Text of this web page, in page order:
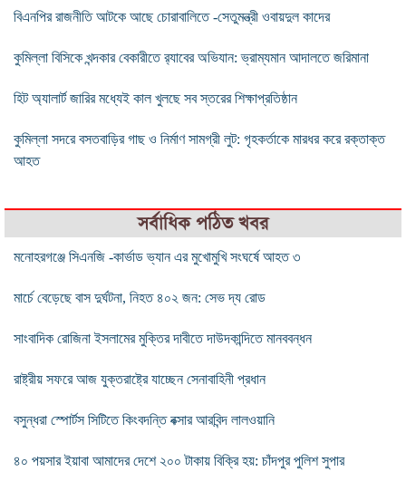
বিএনপির রাজনীতি আটকে আছে চোরাবালিতে -সেতুমন্ত্রী ওবায়দুল কাদের
কুমিল্লা বিসিকে খন্দকার বেকারীতে র‌্যাবের অভিযান: ভ্রাম্যমান আদালতে জরিমানা
হিট অ্যালার্ট জারির মধ্যেই কাল খুলছে সব স্তরের শিক্ষাপ্রতিষ্ঠান
কুমিল্লা সদরে বসতবাড়ির গাছ ও নির্মাণ সামগ্রী লুট: গৃহকর্তাকে মারধর করে রক্তাক্ত
আহত
সর্বাধিক পঠিত খবর
মনোহরগঞ্জে সিএনজি -কার্ভাড ভ্যান এর মুখোমুখি সংঘর্ষে আহত ৩
মার্চে বেড়েছে বাস দুর্ঘটনা, নিহত ৪০২ জন: সেভ দ্য রোড
সাংবাদিক রোজিনা ইসলামের মুক্তির দাবীতে দাউদকান্দিতে মানববন্ধন
রাষ্ট্রীয় সফরে আজ যুক্তরাষ্ট্রে যাচ্ছেন সেনাবাহিনী প্রধান
বসুন্ধরা স্পোর্টস সিটিতে কিংবদন্তি বক্সার আরবিন্দ লালওয়ানি
৪০ পয়সার ইয়াবা আমাদের দেশে ২০০ টাকায় বিক্রি হয়: চাঁদপুর পুলিশ সুপার